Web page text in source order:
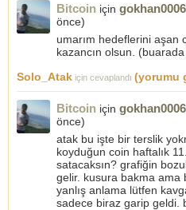
Bitcoin için gokhan0006
önce)
umarım hedeflerini aşan
kazancın olsun.
Solo_Atak için cevaplandı (yorumu
Bitcoin için gokhan0006
önce)
atak bu işte bir terslik
koyduğun coin haftalık
satacaksın? grafiğin
gelir. kusura bakma ama
yanlış anlama lütfen
sadece biraz garip geldi.